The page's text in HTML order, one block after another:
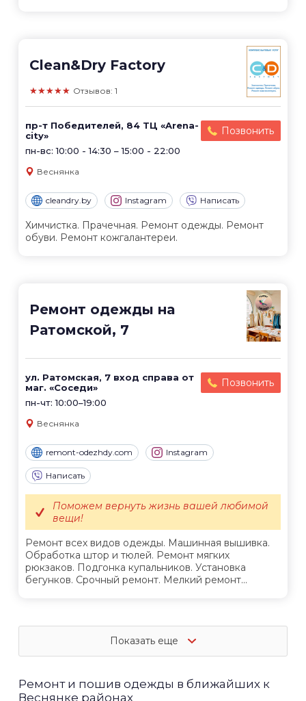
Clean&Dry Factory
★★★★★ Отзывов: 1
пр-т Победителей, 84 ТЦ «Arena-
city»
пн-вс: 10:00 - 14:30 – 15:00 - 22:00
Позвонить
Веснянка
cleandry.by Instagram Написать
Химчистка. Прачечная. Ремонт одежды. Ремонт
обуви. Ремонт кожгалантереи.
Ремонт одежды на
Ратомской, 7
ул. Ратомская, 7 вход справа от
маг. «Соседи»
пн-чт: 10:00–19:00
Позвонить
Веснянка
remont-odezhdy.com Instagram
Написать
Ремонт всех видов одежды. Машинная вышивка.
Обработка штор и тюлей. Ремонт мягких
рюкзаков. Подгонка купальников. Установка
бегунков. Срочный ремонт. Мелкий ремонт...
Поможем вернуть жизнь вашей любимой
вещи!
Показать еще
Ремонт и пошив одежды в ближайших к
Веснянке районах